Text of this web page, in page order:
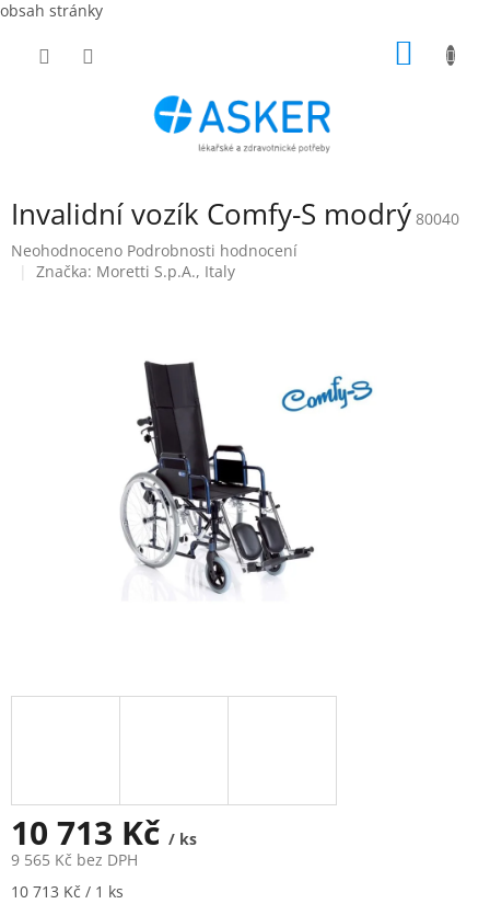
obsah stránky
Invalidní vozík Comfy-S modrý 80040
Průměrné
hodnocení
Neohodnoceno Podrobnosti hodnocení
Značka: Moretti S.p.A., Italy
10 713 Kč / ks
9 565 Kč bez DPH
Měrná
10 713 Kč / 1 ks